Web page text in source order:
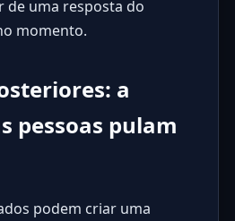
de uma resposta do
momento.
a
pessoas pulam
podem criar uma